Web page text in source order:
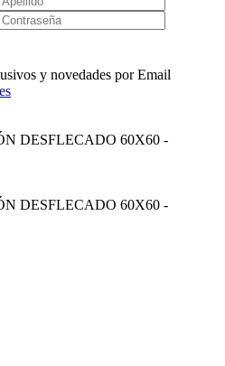
y novedades por Email